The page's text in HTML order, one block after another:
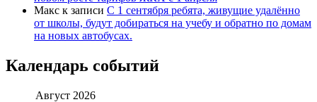
Макс к записи С 1 сентября ребята, живущие удалённо
от школы, будут добираться на учебу и обратно по домам
на новых автобусах.
Календарь событий
Август 2026